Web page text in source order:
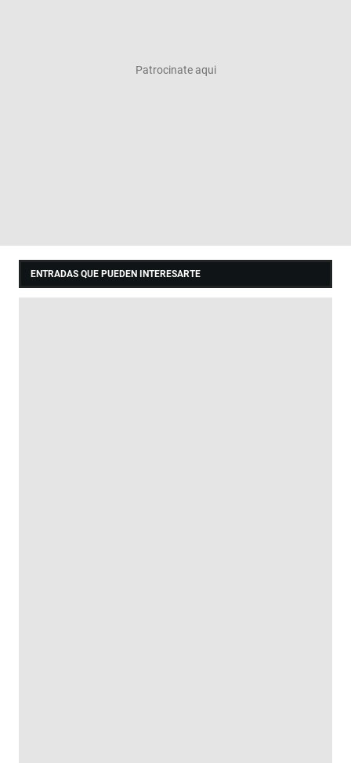
ENTRADAS QUE PUEDEN INTERESARTE